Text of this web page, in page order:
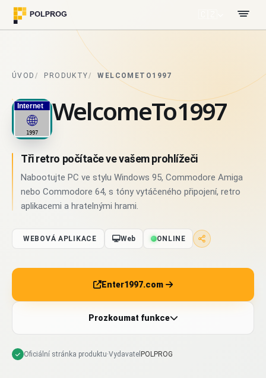
ÚVOD PRODUKTY WELCOMETO1997
WelcomeTo1997
Tři retro počítače ve vašem prohlížeči
Nabootujte PC ve stylu Windows 95, Commodore Amiga
nebo Commodore 64, s tóny vytáčeného připojení, retro
aplikacemi a hratelnými hrami.
WEBOVÁ APLIKACE Web ONLINE
Enter1997.com
Prozkoumat funkce
Oficiální stránka produktu·Vydavatel POLPROG